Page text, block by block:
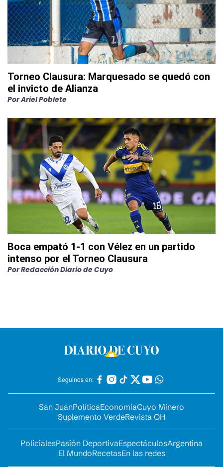
Torneo Clausura: Marquesado se quedó con
el invicto de Alianza
PorAriel Poblete
Boca empató 1-1 con Vélez en un partido
intenso por el Torneo Clausura
PorRedacción Diario de Cuyo
Seguinos en:
San JuanPolíticaEconomíaCuyo Minero
Suplemento VerdeRevista OH
PolicialesPasión DeportivaEspectáculosArgentina
El MundoRecetasEn las redes